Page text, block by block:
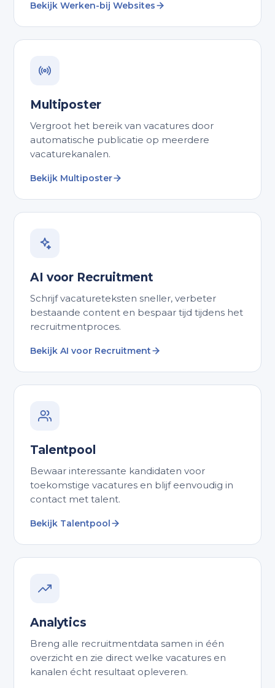
Bekijk Werken-bij Websites
Multiposter
Vergroot het bereik van vacatures door
automatische publicatie op meerdere
vacaturekanalen.
Bekijk Multiposter
AI voor Recruitment
Schrijf vacatureteksten sneller, verbeter
bestaande content en bespaar tijd tijdens het
recruitmentproces.
Bekijk AI voor Recruitment
Talentpool
Bewaar interessante kandidaten voor
toekomstige vacatures en blijf eenvoudig in
contact met talent.
Bekijk Talentpool
Analytics
Breng alle recruitmentdata samen in één
overzicht en zie direct welke vacatures en
kanalen écht resultaat opleveren.